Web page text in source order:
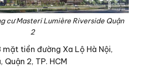
cư Masteri Lumière Riverside Quận
2
mặt tiền đường Xa Lộ Hà Nội,
Quận 2, TP. HCM